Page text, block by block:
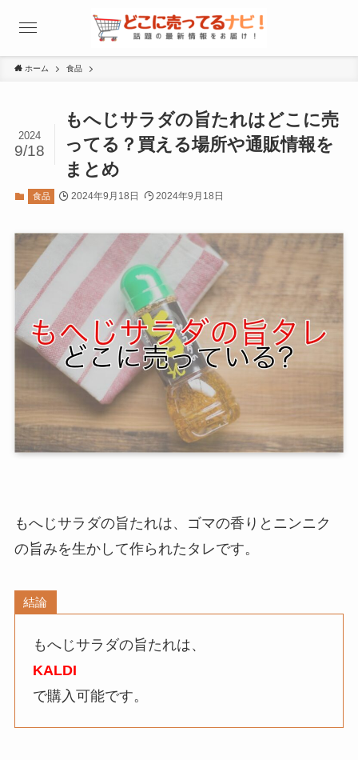
ホーム 食品
もへじサラダの旨たれはどこに売
ってる？買える場所や通販情報を
まとめ
2024
9/18
食品 2024年9月18日 2024年9月18日
もへじサラダの旨たれは、ゴマの香りとニンニク
の旨みを生かして作られたタレです。
結論
もへじサラダの旨たれは、
KALDI
で購入可能です。